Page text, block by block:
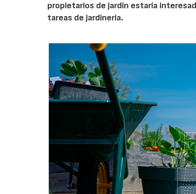
propietarios de jardín estaría
tareas de jardinería.